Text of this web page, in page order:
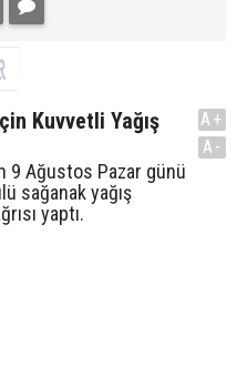
Kuvvetli Yağış
9 Ağustos Pazar günü
sağanak yağış
yaptı.
A+
A-